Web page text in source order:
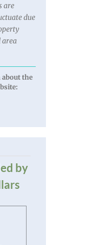
are
due
area
the
by